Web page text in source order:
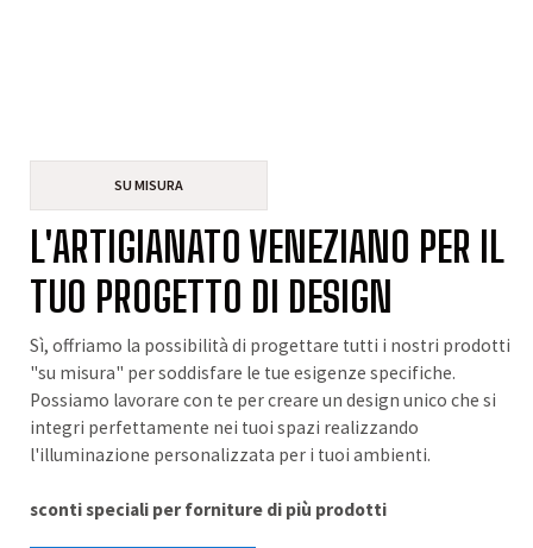
SU MISURA
L'ARTIGIANATO VENEZIANO PER IL
TUO PROGETTO DI DESIGN
Sì, offriamo la possibilità di progettare tutti i nostri prodotti
"su misura" per soddisfare le tue esigenze specifiche.
Possiamo lavorare con te per creare un design unico che si
integri perfettamente nei tuoi spazi realizzando
l'illuminazione personalizzata per i tuoi ambienti.
sconti speciali per forniture di più prodotti